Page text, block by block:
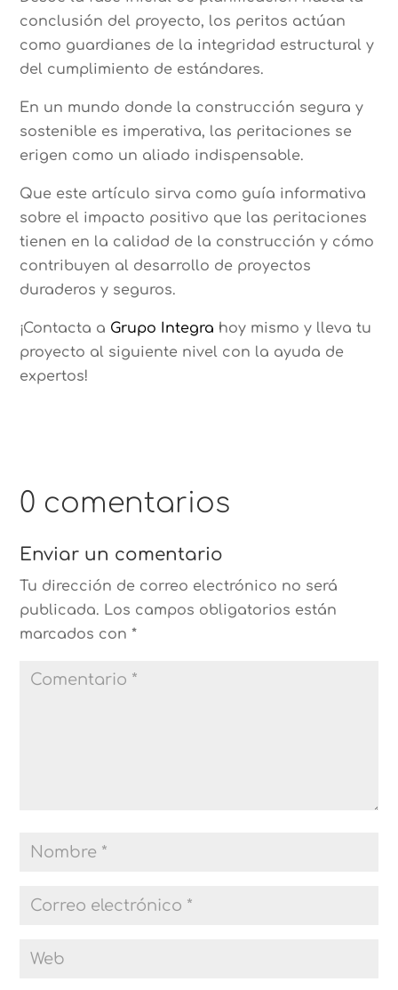
conclusión del proyecto, los peritos actúan
como guardianes de la integridad estructural y
del cumplimiento de estándares.
En un mundo donde la construcción segura y
sostenible es imperativa, las peritaciones se
erigen como un aliado indispensable.
Que este artículo sirva como guía informativa
sobre el impacto positivo que las peritaciones
tienen en la calidad de la construcción y cómo
contribuyen al desarrollo de proyectos
duraderos y seguros.
¡Contacta a Grupo Integra hoy mismo y lleva tu
proyecto al siguiente nivel con la ayuda de
expertos!
0 comentarios
Enviar un comentario
Tu dirección de correo electrónico no será
publicada. Los campos obligatorios están
marcados con*